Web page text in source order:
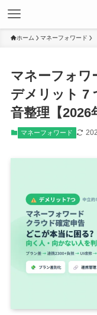
ホーム マネーフォワード
マネーフォワ
デメリット 7
音整理【2026
マネーフォワード